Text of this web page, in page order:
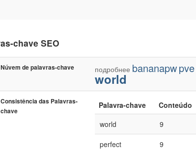
chave SEO
Núvem de palavras-chave подробнее bananapwpve
world
Consistência das Palavras-
chave
Palavra-chave Conteúdo
world
9
perfect 9